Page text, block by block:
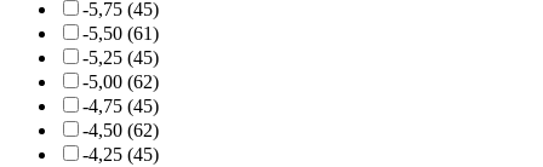
-5,75 (45)
-5,50 (61)
-5,25 (45)
-5,00 (62)
-4,75 (45)
-4,50 (62)
-4,25 (45)